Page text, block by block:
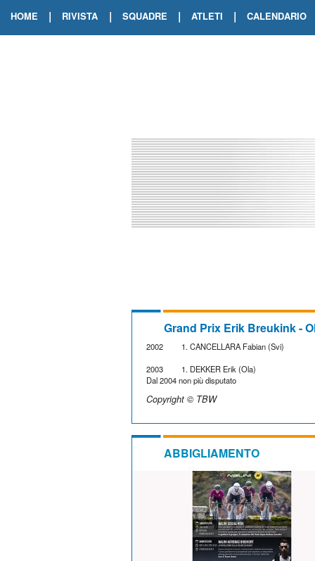
HOME | RIVISTA | SQUADRE | ATLETI | CALENDARIO
Grand Prix Erik Breukink -
2002
1. CANCELLARA Fabian (Svi)
2003
1. DEKKER Erik (Ola)
Dal 2004 non più disputato
Copyright © TBW
ABBIGLIAMENTO